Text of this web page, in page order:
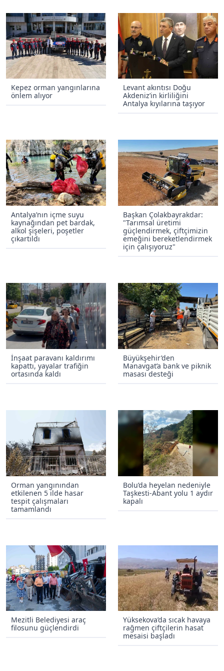
Kepez orman yangınlarına
önlem alıyor
Levant akıntısı Doğu
Akdeniz’in kirliliğini
Antalya kıyılarına taşıyor
Antalya’nın içme suyu
kaynağından pet bardak,
alkol şişeleri, poşetler
çıkartıldı
Başkan Çolakbayrakdar:
"Tarımsal üretimi
güçlendirmek, çiftçimizin
emeğini bereketlendirmek
için çalışıyoruz"
İnşaat paravanı kaldırımı
kapattı, yayalar trafiğin
ortasında kaldı
Büyükşehir’den
Manavgat’a bank ve piknik
masası desteği
Orman yangınından
etkilenen 5 ilde hasar
tespit çalışmaları
tamamlandı
Bolu’da heyelan nedeniyle
Taşkesti-Abant yolu 1 aydır
kapalı
Mezitli Belediyesi araç
filosunu güçlendirdi
Yüksekova’da sıcak havaya
rağmen çiftçilerin hasat
mesaisi başladı